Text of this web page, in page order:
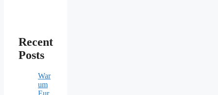
Recent
Posts
War
um
Eur